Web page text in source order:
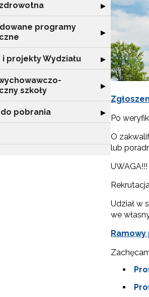
Rozwiń sekcję
▶
programy
Rozwiń sekcję
▶
projekty Wydziału Rozwiń sekcję
▶
szkoły
Rozwiń sekcję
▶
do pobrania Rozwiń sekcję
▶
Po
O
lub
Udział w
we